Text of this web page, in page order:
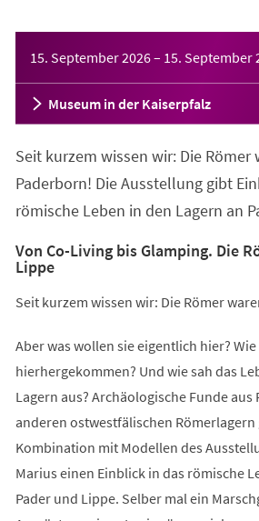
15. September 2026– 15. September
Museum in der Kaiserpfalz
Seit kurzem wissen wir: Die Römer
Paderborn! Die Ausstellung gibt
römische Leben in den Lagern an
Von Co-Living bis Glamping. Die
Lippe
Seit kurzem wissen wir: Die Römer
Aber was wollen sie eigentlich hier?
hierhergekommen? Und wie sah das
Lagern aus? Archäologische Funde
anderen ostwestfälischen Römerlagern
Kombination mit Modellen des
Marius einen Einblick in das römische
Pader und Lippe. Selber mal ein